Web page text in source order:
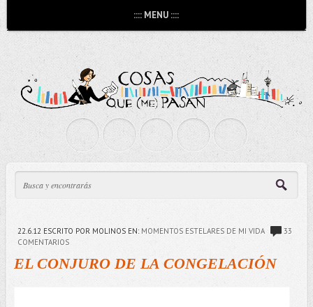
:::: MENU ::::
22.6.12 ESCRITO POR MOLINOS EN: MOMENTOS ESTELARES DE MI VIDA
33
COMENTARIOS
EL CONJURO DE LA CONGELACIÓN